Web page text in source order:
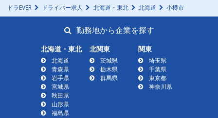
ドラEVER ドライバー求人 北海道・東北 北海道 小樽市
勤務地から企業を探す
北海道・東北
北海道
青森県
岩手県
宮城県
秋田県
山形県
福島県
北関東
茨城県
栃木県
群馬県
関東
埼玉県
千葉県
東京都
神奈川県